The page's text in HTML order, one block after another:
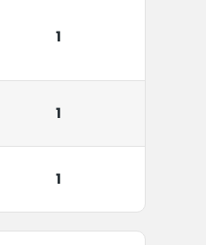
1
1
1